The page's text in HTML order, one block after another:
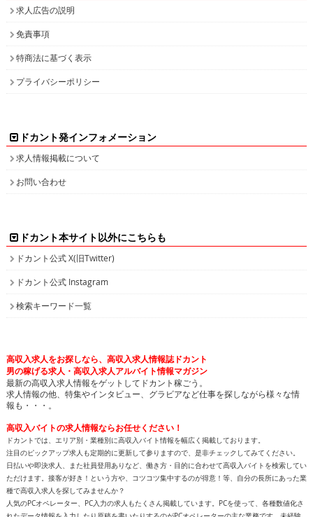
求人広告の説明
免責事項
特商法に基づく表示
プライバシーポリシー
ドカント発インフォメーション
求人情報掲載について
お問い合わせ
ドカント本サイト以外にこちらも
ドカント公式 X(旧Twitter)
ドカント公式 Instagram
検索キーワード一覧
高収入求人をお探しなら、高収入求人情報誌ドカント
男の稼げる求人・高収入求人アルバイト情報マガジン
最新の高収入求人情報をゲットしてドカント稼ごう。
求人情報の他、特集やインタビュー、グラビアなど仕事を探しながら様々な情
報も・・・。
高収入バイトの求人情報ならお任せください！
ドカントでは、エリア別・業種別に高収入バイト情報を幅広く掲載しております。
注目のピックアップ求人も定期的に更新して参りますので、是非チェックしてみてください。
日払いや即決求人、また社員登用ありなど、働き方・目的に合わせて高収入バイトを検索してい
ただけます。接客が好き！という方や、コツコツ集中するのが得意！等、自分の長所にあった業
種で高収入求人を探してみませんか？
人気のPCオペレーター、PC入力の求人もたくさん掲載しています。PCを使って、各種数値化さ